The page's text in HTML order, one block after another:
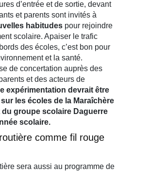
d’entrée et de sortie, devant
et parents sont invités à
habitudes pour rejoindre
scolaire. Apaiser le trafic
des écoles, c’est bon pour
et la santé.
de concertation auprès des
et des acteurs de
expérimentation devrait être
les écoles de la Maraîchère
du groupe scolaire Daguerre
scolaire.
comme fil rouge
sera aussi au programme de